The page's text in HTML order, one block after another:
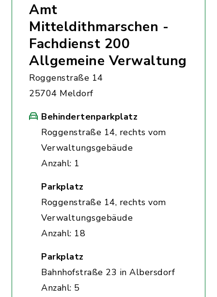
Amt
Mitteldithmarschen -
Fachdienst 200
Allgemeine Verwaltung
Roggenstraße 14
25704 Meldorf
Behindertenparkplatz
Roggenstraße 14, rechts vom
Verwaltungsgebäude
Anzahl: 1
Parkplatz
Roggenstraße 14, rechts vom
Verwaltungsgebäude
Anzahl: 18
Parkplatz
Bahnhofstraße 23 in Albersdorf
Anzahl: 5